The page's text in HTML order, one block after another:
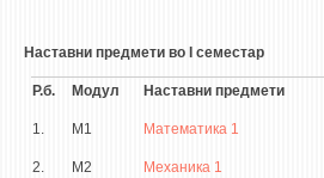
МЕЃУНАРОДНА РАЗМЕНА
ЕКВИВАЛЕНЦИИ ОД СТАРИ
Наставни предмети во I семестар
Р.б. Модул Наставни предмети
1. М1 Математика 1
2. М2 Механика 1